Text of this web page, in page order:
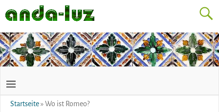
Startseite»Wo ist Romeo?